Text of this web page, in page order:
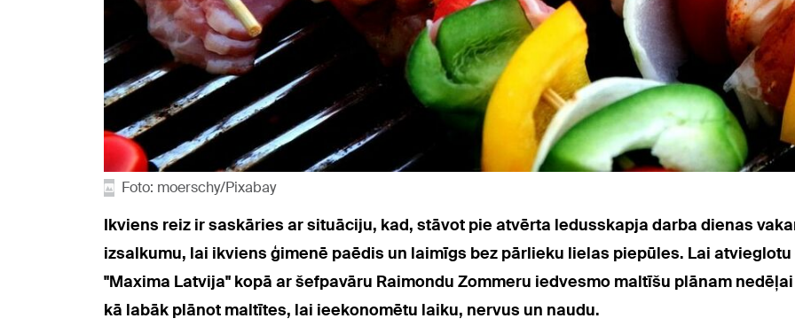
Foto: moerschy/Pixabay
Ikviens reiz ir saskāries ar situāciju, kad, stāvot pie atvērta ledusskapja darba dienas
izsalkumu, lai ikviens ģimenē paēdis un laimīgs bez pārlieku lielas piepūles. Lai
"Maxima Latvija" kopā ar šefpavāru Raimondu Zommeru iedvesmo maltīšu plānam
kā labāk plānot maltītes, lai ieekonomētu laiku, nervus un naudu.